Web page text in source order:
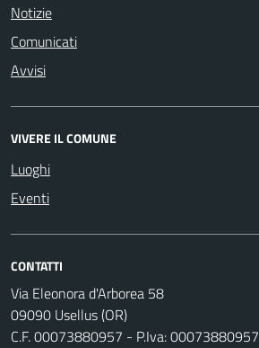
Notizie
Comunicati
Avvisi
VIVERE IL COMUNE
Luoghi
Eventi
CONTATTI
Via Eleonora d'Arborea 58
09090 Usellus (OR)
C.F. 00073880957 - P.Iva: 00073880957